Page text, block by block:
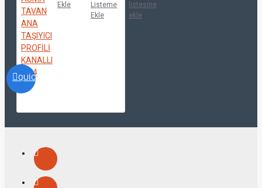
QUICKVIEW
Ekle
Listeme
Ekle
listesine
ekle